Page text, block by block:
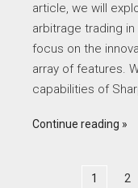
article, we will
arbitrage trading
focus on the
array of features.
capabilities of
Continue reading
1 2